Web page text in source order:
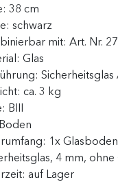
38 cm
schwarz
mit:Art. Nr.
Glas
ca. 3 kg
BIII
1x
4 mm,
auf Lager